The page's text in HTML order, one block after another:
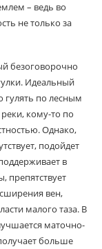
– ведь во
не только за
безоговорочно
Идеальный
гулять по лесным
кому-то по
Однако,
подойдет
в
вен,
малого таза. В
маточно-
больше